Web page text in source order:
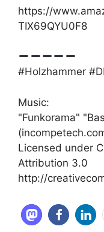
https://
TIX69QYU0F8
#Holzhammer
Music:
"Funkorama"
Licensed under
Attribution 3.0
http://